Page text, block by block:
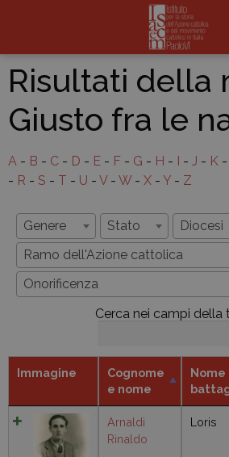
Risultati della
Giusto fra le
A - B - C - D - E - F - G - H - - J - K -
- R - S - T - U - V - W - X - Y - Z
Genere Stato
Diocesi
Ramo dell'Azione cattolica
Onorificenza
Cerca nei campi della
Immagine
Cognome
e nome
Nome
Arnaldi
Rinaldo
Loris